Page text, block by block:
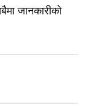
जानकारीको